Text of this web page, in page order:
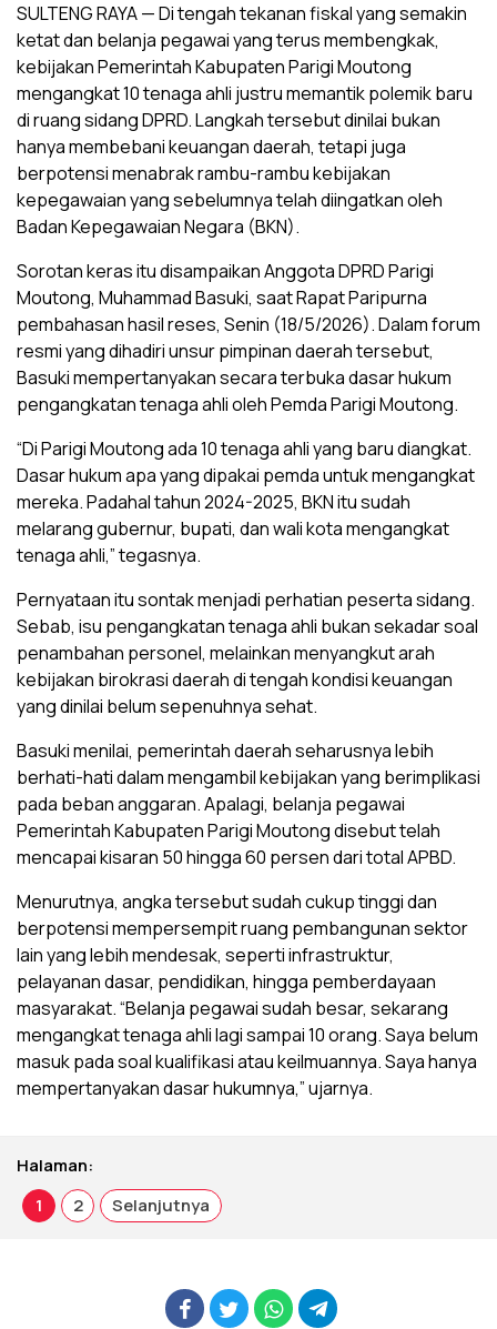
SULTENG RAYA — Di tengah tekanan fiskal yang semakin
ketat dan belanja pegawai yang terus membengkak,
kebijakan Pemerintah Kabupaten Parigi Moutong
mengangkat 10 tenaga ahli justru memantik polemik baru
di ruang sidang DPRD. Langkah tersebut dinilai bukan
hanya membebani keuangan daerah, tetapi juga
berpotensi menabrak rambu-rambu kebijakan
kepegawaian yang sebelumnya telah diingatkan oleh
Badan Kepegawaian Negara (BKN).
Sorotan keras itu disampaikan Anggota DPRD Parigi
Moutong, Muhammad Basuki, saat Rapat Paripurna
pembahasan hasil reses, Senin (18/5/2026). Dalam forum
resmi yang dihadiri unsur pimpinan daerah tersebut,
Basuki mempertanyakan secara terbuka dasar hukum
pengangkatan tenaga ahli oleh Pemda Parigi Moutong.
“Di Parigi Moutong ada 10 tenaga ahli yang baru diangkat.
Dasar hukum apa yang dipakai pemda untuk mengangkat
mereka. Padahal tahun 2024-2025, BKN itu sudah
melarang gubernur, bupati, dan wali kota mengangkat
tenaga ahli,” tegasnya.
Pernyataan itu sontak menjadi perhatian peserta sidang.
Sebab, isu pengangkatan tenaga ahli bukan sekadar soal
penambahan personel, melainkan menyangkut arah
kebijakan birokrasi daerah di tengah kondisi keuangan
yang dinilai belum sepenuhnya sehat.
Basuki menilai, pemerintah daerah seharusnya lebih
berhati-hati dalam mengambil kebijakan yang berimplikasi
pada beban anggaran. Apalagi, belanja pegawai
Pemerintah Kabupaten Parigi Moutong disebut telah
mencapai kisaran 50 hingga 60 persen dari total APBD.
Menurutnya, angka tersebut sudah cukup tinggi dan
berpotensi mempersempit ruang pembangunan sektor
lain yang lebih mendesak, seperti infrastruktur,
pelayanan dasar, pendidikan, hingga pemberdayaan
masyarakat. “Belanja pegawai sudah besar, sekarang
mengangkat tenaga ahli lagi sampai 10 orang. Saya belum
masuk pada soal kualifikasi atau keilmuannya. Saya hanya
mempertanyakan dasar hukumnya,” ujarnya.
Halaman:
1
2 Selanjutnya